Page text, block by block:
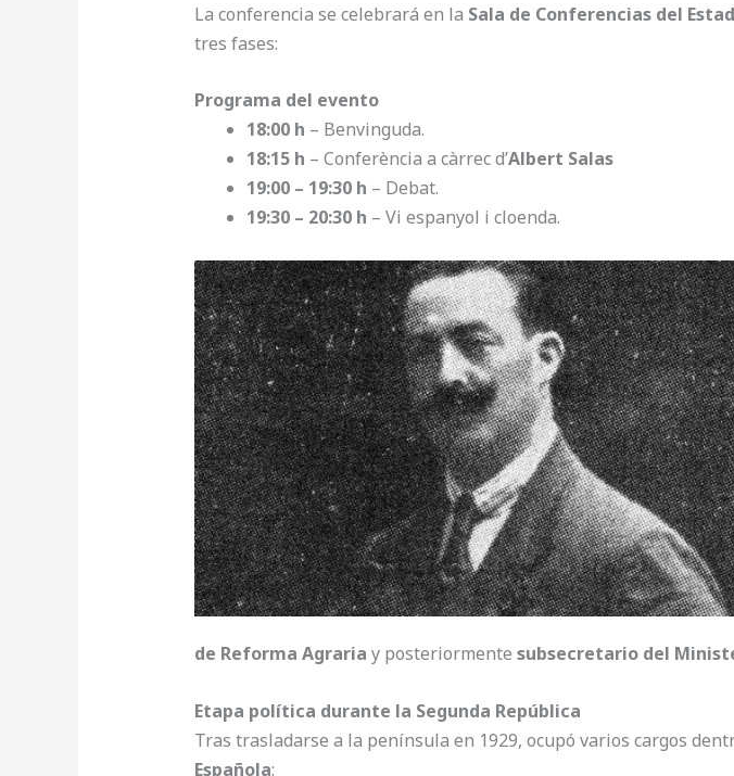
La conferencia se celebrará en la Sala de Conferencias del
tres fases:
Programa del evento
18:00 h – Benvinguda.
18:15 h – Conferència a càrrec d’Albert Salas
19:00 – 19:30 h – Debat.
19:30 – 20:30 h – Vi espanyol i cloenda.
de Reforma Agraria y posteriormente subsecretario del
Etapa política durante la Segunda República
Tras trasladarse a la península en 1929, ocupó varios cargos
Española: